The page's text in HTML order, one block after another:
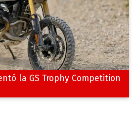
la GS Trophy Competition